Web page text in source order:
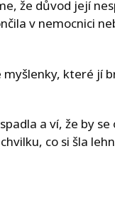
že důvod její
v nemocnici
myšlenky, které jí
a ví, že by se
co si šla